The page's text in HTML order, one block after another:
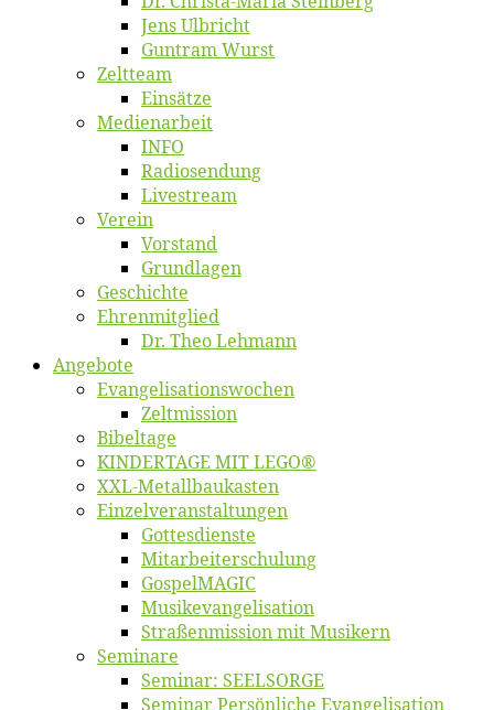
Jens Ulb­richt
Gun­tram Wurst
Zelt­team
Ein­sät­ze
Me­di­en­ar­beit
INFO
Ra­dio­sen­dung
Live­stream
Ver­ein
Vor­stand
Grund­la­gen
Ge­schich­te
Eh­ren­mit­glied
Dr. Theo Lehmann
An­ge­bo­te
Evangelisa­tions­wo­chen
Zelt­mis­si­on
Bi­bel­ta­ge
KINDERTAGE MIT LEGO®
XXL-Me­­tal­l­­bau­­kas­­ten
Einzelver­an­stal­tungen
Got­tes­diens­te
Mitarbeiter­schulung
Gos­pel­MA­GIC
Musikevan­ge­li­sa­tion
Straßenmis­sion mit Musikern
Se­mi­na­re
Se­mi­nar: SEELSORGE
Se­mi­nar Per­sön­li­che Evangelisation